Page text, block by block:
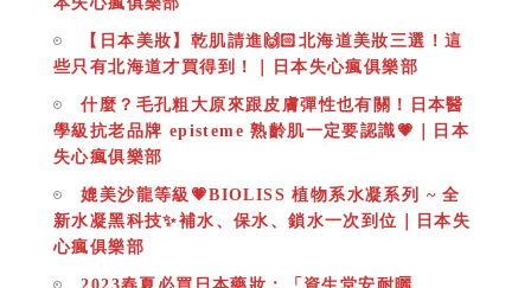
【日本美妝】乾肌請進🙌🏻北海道美妝三選！這
些只有北海道才買得到！｜日本失心瘋俱樂部
什麼？毛孔粗大原來跟皮膚彈性也有關！日本醫
學級抗老品牌 episteme 熟齡肌一定要認識💗｜日本
失心瘋俱樂部
媲美沙龍等級💗BIOLISS 植物系水凝系列 ~ 全
新水凝黑科技✨補水、保水、鎖水一次到位｜日本失
心瘋俱樂部